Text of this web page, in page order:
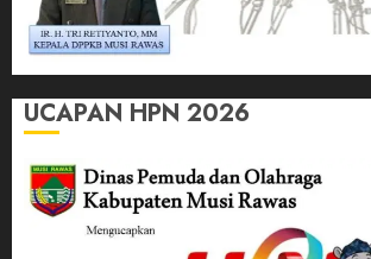
UCAPAN HPN 2026